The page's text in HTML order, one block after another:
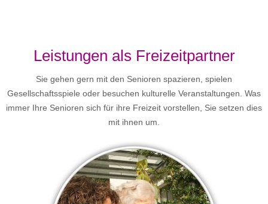
Leistungen als Freizeitpartner
Sie gehen gern mit den Senioren spazieren, spielen
Gesellschaftsspiele oder besuchen kulturelle Veranstaltungen. Was
immer Ihre Senioren sich für ihre Freizeit vorstellen, Sie setzen dies
mit ihnen um.